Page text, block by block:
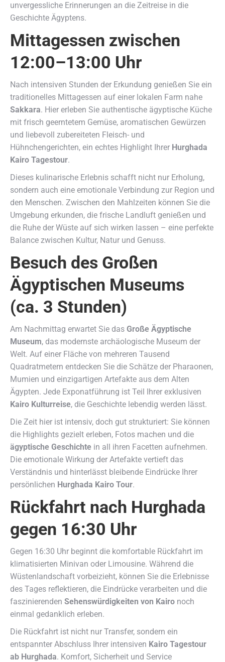
unvergessliche Erinnerungen an die Zeitreise in die
Geschichte Ägyptens.
Mittagessen zwischen
12:00–13:00 Uhr
Nach intensiven Stunden der Erkundung genießen Sie ein
traditionelles Mittagessen auf einer lokalen Farm nahe
Sakkara. Hier erleben Sie authentische ägyptische Küche
mit frisch geerntetem Gemüse, aromatischen Gewürzen
und liebevoll zubereiteten Fleisch- und
Hühnchengerichten, ein echtes Highlight Ihrer Hurghada
Kairo Tagestour.
Dieses kulinarische Erlebnis schafft nicht nur Erholung,
sondern auch eine emotionale Verbindung zur Region und
den Menschen. Zwischen den Mahlzeiten können Sie die
Umgebung erkunden, die frische Landluft genießen und
die Ruhe der Wüste auf sich wirken lassen – eine perfekte
Balance zwischen Kultur, Natur und Genuss.
Besuch des Großen
Ägyptischen Museums
(ca. 3 Stunden)
Am Nachmittag erwartet Sie das Große Ägyptische
Museum, das modernste archäologische Museum der
Welt. Auf einer Fläche von mehreren Tausend
Quadratmetern entdecken Sie die Schätze der Pharaonen,
Mumien und einzigartigen Artefakte aus dem Alten
Ägypten. Jede Exponatführung ist Teil Ihrer exklusiven
Kairo Kulturreise, die Geschichte lebendig werden lässt.
Die Zeit hier ist intensiv, doch gut strukturiert: Sie können
die Highlights gezielt erleben, Fotos machen und die
ägyptische Geschichte in all ihren Facetten aufnehmen.
Die emotionale Wirkung der Artefakte vertieft das
Verständnis und hinterlässt bleibende Eindrücke Ihrer
persönlichen Hurghada Kairo Tour.
Rückfahrt nach Hurghada
gegen 16:30 Uhr
Gegen 16:30 Uhr beginnt die komfortable Rückfahrt im
klimatisierten Minivan oder Limousine. Während die
Wüstenlandschaft vorbeizieht, können Sie die Erlebnisse
des Tages reflektieren, die Eindrücke verarbeiten und die
faszinierenden Sehenswürdigkeiten von Kairo noch
einmal gedanklich erleben.
Die Rückfahrt ist nicht nur Transfer, sondern ein
entspannter Abschluss Ihrer intensiven Kairo Tagestour
ab Hurghada. Komfort, Sicherheit und Service